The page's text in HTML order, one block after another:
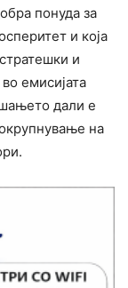
понуда за
и која
и
емисијата
дали е
на